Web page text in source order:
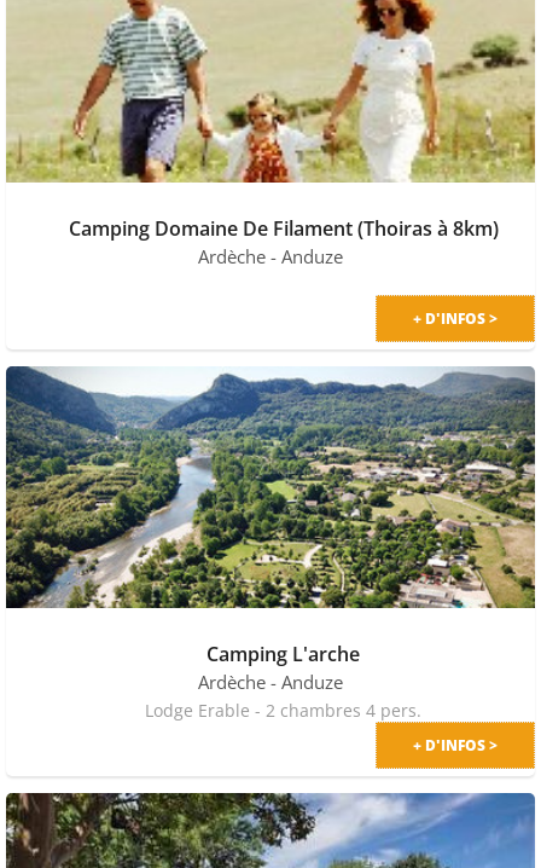
Camping Domaine De Filament (Thoiras à 8km)
Ardèche - Anduze
+ D'INFOS >
Camping L'arche
Ardèche - Anduze
Lodge Erable - 2 chambres 4 pers.
+ D'INFOS >